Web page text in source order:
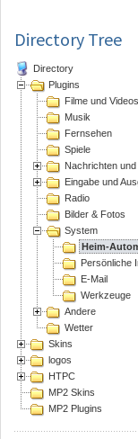
Directory Tree
Directory
Plugins
Filme und Videos
Musik
Fernsehen
Spiele
Nachrichten und
Eingabe und
Radio
Bilder & Fotos
System
Heim-
Persönliche
E-Mail
Werkzeuge
Andere
Wetter
Skins
logos
HTPC
MP2 Skins
MP2 Plugins